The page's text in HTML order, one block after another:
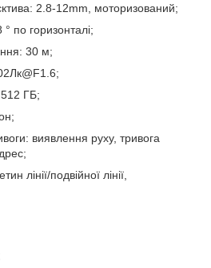
2.8-12mm, моторизований;
по горизонталі;
30 м;
ГБ;
виявлення руху, тривога
лінії/подвійної лінії,